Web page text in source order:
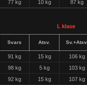
77 kg 10 kg 87 kg
L klase
Svars Atsv.
91 kg 15 kg
106 kg
98 kg 5 kg
103 kg
92 kg 15 kg 107 kg